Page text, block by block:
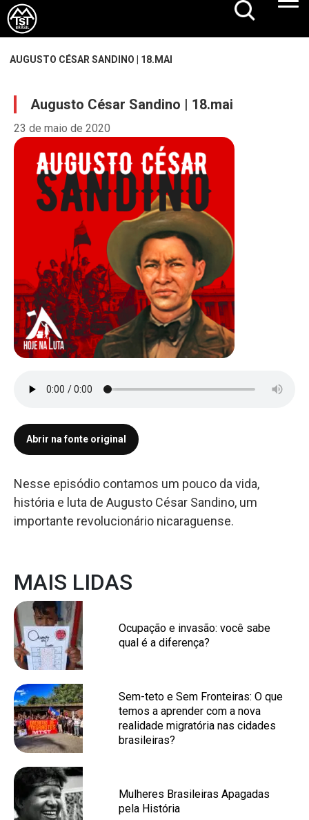
AUGUSTO CÉSAR SANDINO | 18.MAI
Augusto César Sandino | 18.mai
23 de maio de 2020
Abrir na fonte original
Nesse episódio contamos um pouco da vida,
história e luta de Augusto César Sandino, um
importante revolucionário nicaraguense.
MAIS LIDAS
Ocupação e invasão: você sabe
qual é a diferença?
Sem-teto e Sem Fronteiras: O que
temos a aprender com a nova
realidade migratória nas cidades
brasileiras?
Mulheres Brasileiras Apagadas
pela História